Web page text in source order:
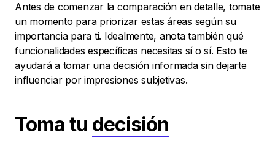
Antes de comenzar la comparación en detalle, tomate
un momento para priorizar estas áreas según su
importancia para ti. Idealmente, anota también qué
funcionalidades específicas necesitas sí o sí. Esto te
ayudará a tomar una decisión informada sin dejarte
influenciar por impresiones subjetivas.
Toma tu decisión